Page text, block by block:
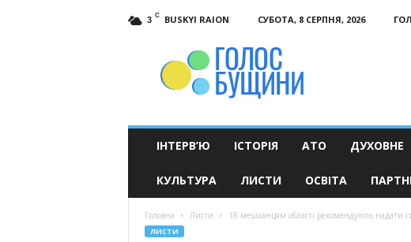
3 C BUSKYI RAION СУБОТА, 8 СЕРПНЯ, 2026
ІНТЕРВ’Ю ІСТОРІЯ АТО ДУХОВНЕ
КУЛЬТУРА ЛИСТИ ОСВІТА
Головна Листи 18 мешканцям області рекомендують надати
ЛИСТИ